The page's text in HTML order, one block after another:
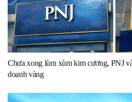
Chưa xong lùm xùm kim cương, PNJ
doanh vàng